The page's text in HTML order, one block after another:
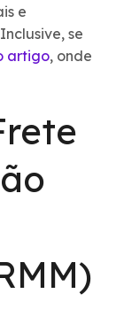
e
se
artigo, onde